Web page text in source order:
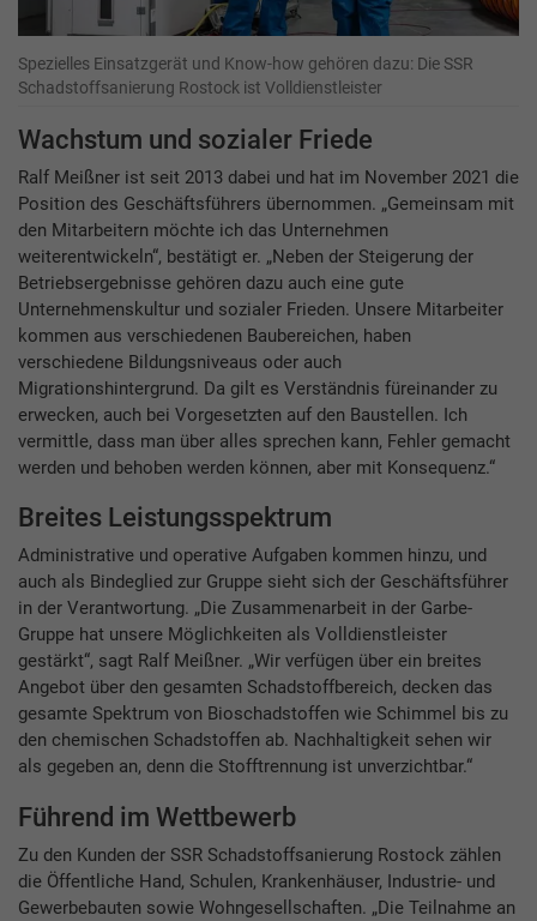
Spezielles Einsatzgerät und Know-how gehören dazu: Die SSR
Schadstoffsanierung Rostock ist Volldienstleister
Wachstum und sozialer Friede
Ralf Meißner ist seit 2013 dabei und hat im November 2021 die
Position des Geschäftsführers übernommen. „Gemeinsam mit
den Mitarbeitern möchte ich das Unternehmen
weiterentwickeln“, bestätigt er. „Neben der Steigerung der
Betriebsergebnisse gehören dazu auch eine gute
Unternehmenskultur und sozialer Frieden. Unsere Mitarbeiter
kommen aus verschiedenen Baubereichen, haben
verschiedene Bildungsniveaus oder auch
Migrationshintergrund. Da gilt es Verständnis füreinander zu
erwecken, auch bei Vorgesetzten auf den Baustellen. Ich
vermittle, dass man über alles sprechen kann, Fehler gemacht
werden und behoben werden können, aber mit Konsequenz.“
Breites Leistungsspektrum
Administrative und operative Aufgaben kommen hinzu, und
auch als Bindeglied zur Gruppe sieht sich der Geschäftsführer
in der Verantwortung. „Die Zusammenarbeit in der Garbe-
Gruppe hat unsere Möglichkeiten als Volldienstleister
gestärkt“, sagt Ralf Meißner. „Wir verfügen über ein breites
Angebot über den gesamten Schadstoffbereich, decken das
gesamte Spektrum von Bioschadstoffen wie Schimmel bis zu
den chemischen Schadstoffen ab. Nachhaltigkeit sehen wir
als gegeben an, denn die Stofftrennung ist unverzichtbar.“
Führend im Wettbewerb
Zu den Kunden der SSR Schadstoffsanierung Rostock zählen
die Öffentliche Hand, Schulen, Krankenhäuser, Industrie- und
Gewerbebauten sowie Wohngesellschaften. „Die Teilnahme an